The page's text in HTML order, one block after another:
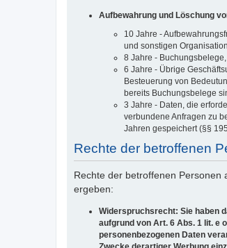
Aufbewahrung und Löschung
10 Jahre -
und sonstigen
8 Jahre -
6 Jahre - Übrige
Besteuerung von
bereits Buchungsbelege
3 Jahre - Daten, die
verbundene Anfragen zu
Jahren gespeichert (§§
Rechte der betroffenen
Rechte der betroffenen Personen
ergeben:
Widerspruchsrecht: Sie haben
aufgrund von Art. 6 Abs. 1 lit. e
personenbezogenen Daten